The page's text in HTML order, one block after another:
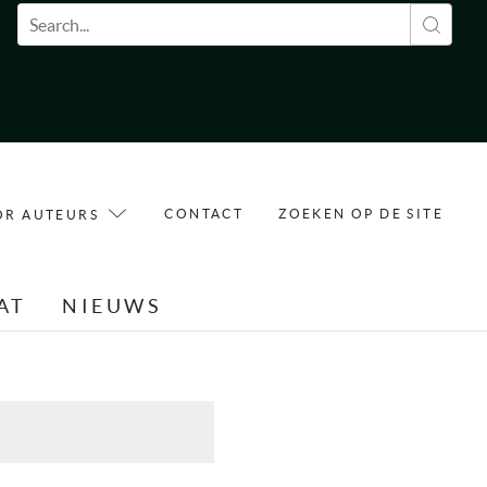
Zoekveld
AUTEURS CONTACT ZOEKEN OP DE SITE
NIEUWS